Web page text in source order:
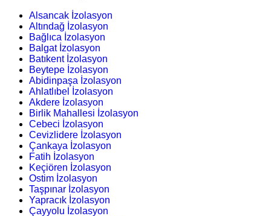
Alsancak İzolasyon
Altındağ İzolasyon
Bağlıca İzolasyon
Balgat İzolasyon
Batıkent İzolasyon
Beytepe İzolasyon
Abidinpaşa İzolasyon
Ahlatlıbel İzolasyon
Akdere İzolasyon
Birlik Mahallesi İzolasyon
Cebeci İzolasyon
Cevizlidere İzolasyon
Çankaya İzolasyon
Fatih İzolasyon
Keçiören İzolasyon
Ostim İzolasyon
Taşpınar İzolasyon
Yapracık İzolasyon
Çayyolu İzolasyon